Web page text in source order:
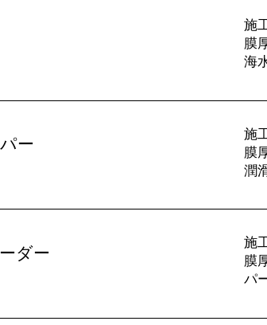
施
膜
海
施
膜
潤
ー
施
膜
パ
ダー